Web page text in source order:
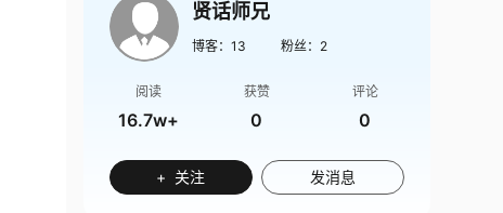
贤话师兄
博客： 13 粉丝： 2
阅读
16.7w+
获赞
0
评论
0
+ 关注 发消息